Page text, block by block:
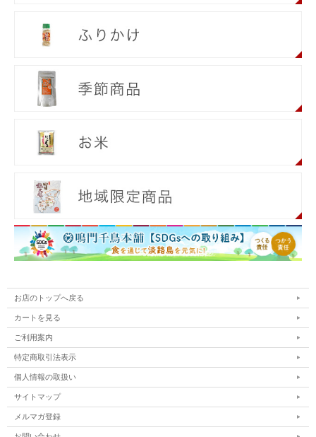
お店のトップへ戻る
カートを見る
ご利用案内
特定商取引法表示
個人情報の取扱い
サイトマップ
メルマガ登録